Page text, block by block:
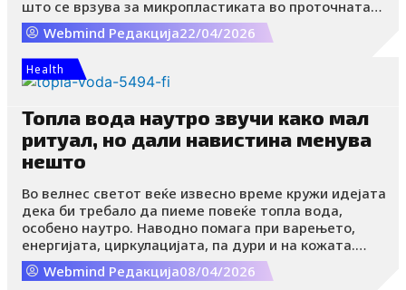
што се врзува за микропластиката во проточната
вода. Нејзината идеја произлезе од лично искуство,
но денес таа се вклопува во решавањето на еден
од сè поголемите глобални проблеми загадувањето
со микропластика.
Webmind Редакција22/04/2026
Health
Топла вода наутро звучи како мал
ритуал, но дали навистина менува
нешто
Во велнес светот веќе извесно време кружи идејата
дека би требало да пиеме повеќе топла вода,
особено наутро. Наводно помага при варењето,
енергијата, циркулацијата, па дури и на кожата.
Топлата вода наутро е сè попопуларен велнес
ритуал.
Webmind Редакција08/04/2026